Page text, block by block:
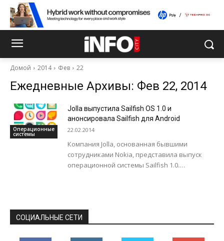
Домой 2014 Фев 22
Ежедневные Архивы: Фев 22, 2014
Операционные
системы
Jolla выпустила Sailfish OS 1.0 и
анонсировала Sailfish для Android
22.02.2014
Компания Jolla, основанная бывшими
сотрудниками Nokia, представила выпуск
операционной системы Sailfish 1.0.
СОЦИАЛЬНЫЕ СЕТИ